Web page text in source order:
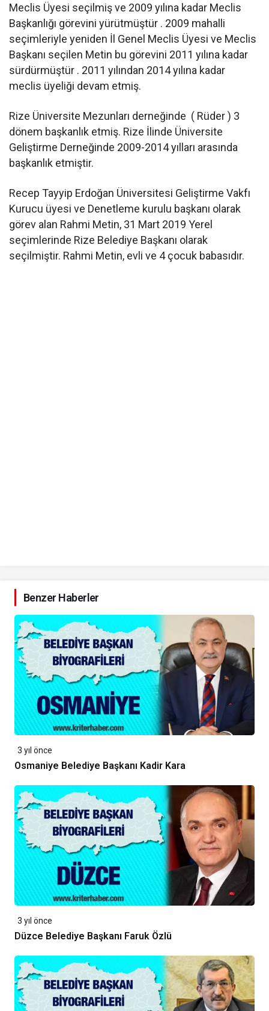
Meclis Üyesi seçilmiş ve 2009 yılına kadar Meclis
Başkanlığı görevini yürütmüştür . 2009 mahalli
seçimleriyle yeniden İl Genel Meclis Üyesi ve Meclis
Başkanı seçilen Metin bu görevini 2011 yılına kadar
sürdürmüştür . 2011 yılından 2014 yılına kadar
meclis üyeliği devam etmiş.
Rize Üniversite Mezunları derneğinde ( Rüder ) 3
dönem başkanlık etmiş. Rize İlinde Üniversite
Geliştirme Derneğinde 2009-2014 yılları arasında
başkanlık etmiştir.
Recep Tayyip Erdoğan Üniversitesi Geliştirme Vakfı
Kurucu üyesi ve Denetleme kurulu başkanı olarak
görev alan Rahmi Metin, 31 Mart 2019 Yerel
seçimlerinde Rize Belediye Başkanı olarak
seçilmiştir. Rahmi Metin, evli ve 4 çocuk babasıdır.
Benzer Haberler
3 yıl önce
Osmaniye Belediye Başkanı Kadir Kara
3 yıl önce
Düzce Belediye Başkanı Faruk Özlü